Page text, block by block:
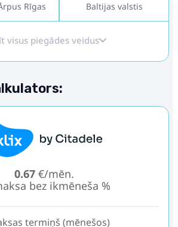
Rīgas Baltijas valstis
visus piegādes veidus
0.67 €/mēn.
bez ikmēneša %
termiņš (mēnešos)